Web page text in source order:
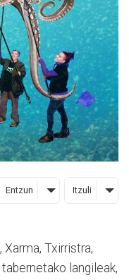
Entzun Itzuli
Txirristra,
langileak,